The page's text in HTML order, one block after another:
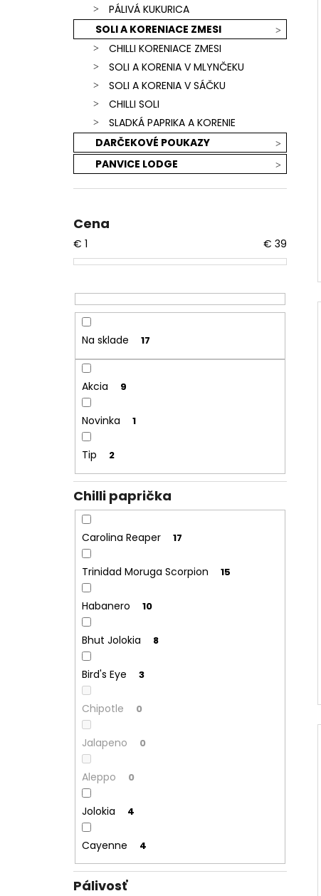
PÁLIVÁ KUKURICA
SOLI A KORENIACE ZMESI
CHILLI KORENIACE ZMESI
SOLI A KORENIA V MLYNČEKU
SOLI A KORENIA V SÁČKU
CHILLI SOLI
SLADKÁ PAPRIKA A KORENIE
DARČEKOVÉ POUKAZY
PANVICE LODGE
Cena
€ 1 € 39
Na sklade 17
Akcia 9
Novinka 1
Tip 2
Chilli paprička
Carolina Reaper 17
Trinidad Moruga Scorpion 15
Habanero 10
Bhut Jolokia 8
Bird's Eye 3
Chipotle 0
Jalapeno 0
Aleppo 0
Jolokia 4
Cayenne 4
Pálivosť